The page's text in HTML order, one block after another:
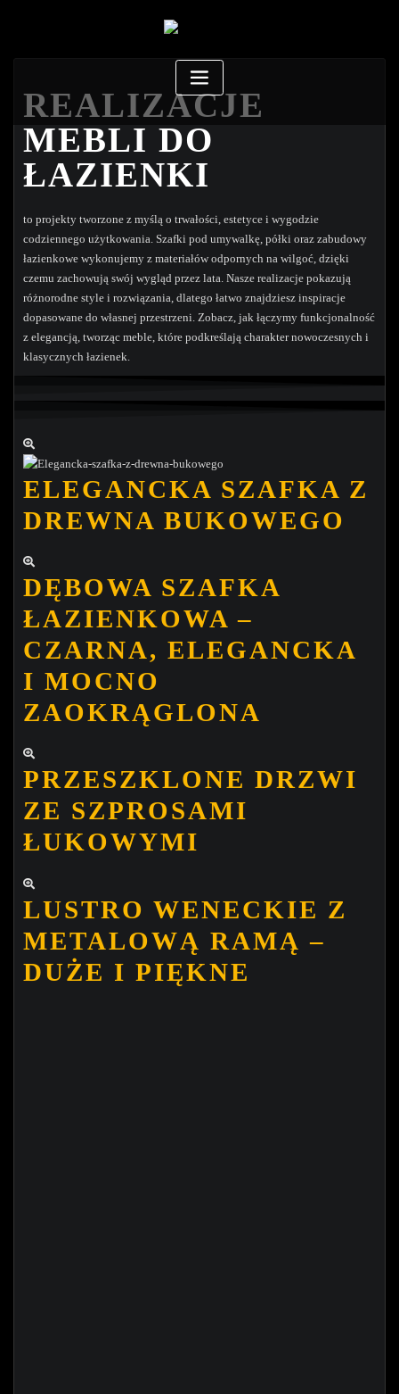
REALIZACJE
MEBLI DO
ŁAZIENKI
to projekty tworzone z myślą o trwałości, estetyce i wygodzie
codziennego użytkowania. Szafki pod umywalkę, półki oraz zabudowy
łazienkowe wykonujemy z materiałów odpornych na wilgoć, dzięki
czemu zachowują swój wygląd przez lata. Nasze realizacje pokazują
różnorodne style i rozwiązania, dlatego łatwo znajdziesz inspiracje
dopasowane do własnej przestrzeni. Zobacz, jak łączymy funkcjonalność
z elegancją, tworząc meble, które podkreślają charakter nowoczesnych i
klasycznych łazienek.
ELEGANCKA SZAFKA Z
DREWNA BUKOWEGO
DĘBOWA SZAFKA
ŁAZIENKOWA –
CZARNA, ELEGANCKA
I MOCNO
ZAOKRĄGLONA
PRZESZKLONE DRZWI
ZE SZPROSAMI
ŁUKOWYMI
LUSTRO WENECKIE Z
METALOWĄ RAMĄ –
DUŻE I PIĘKNE